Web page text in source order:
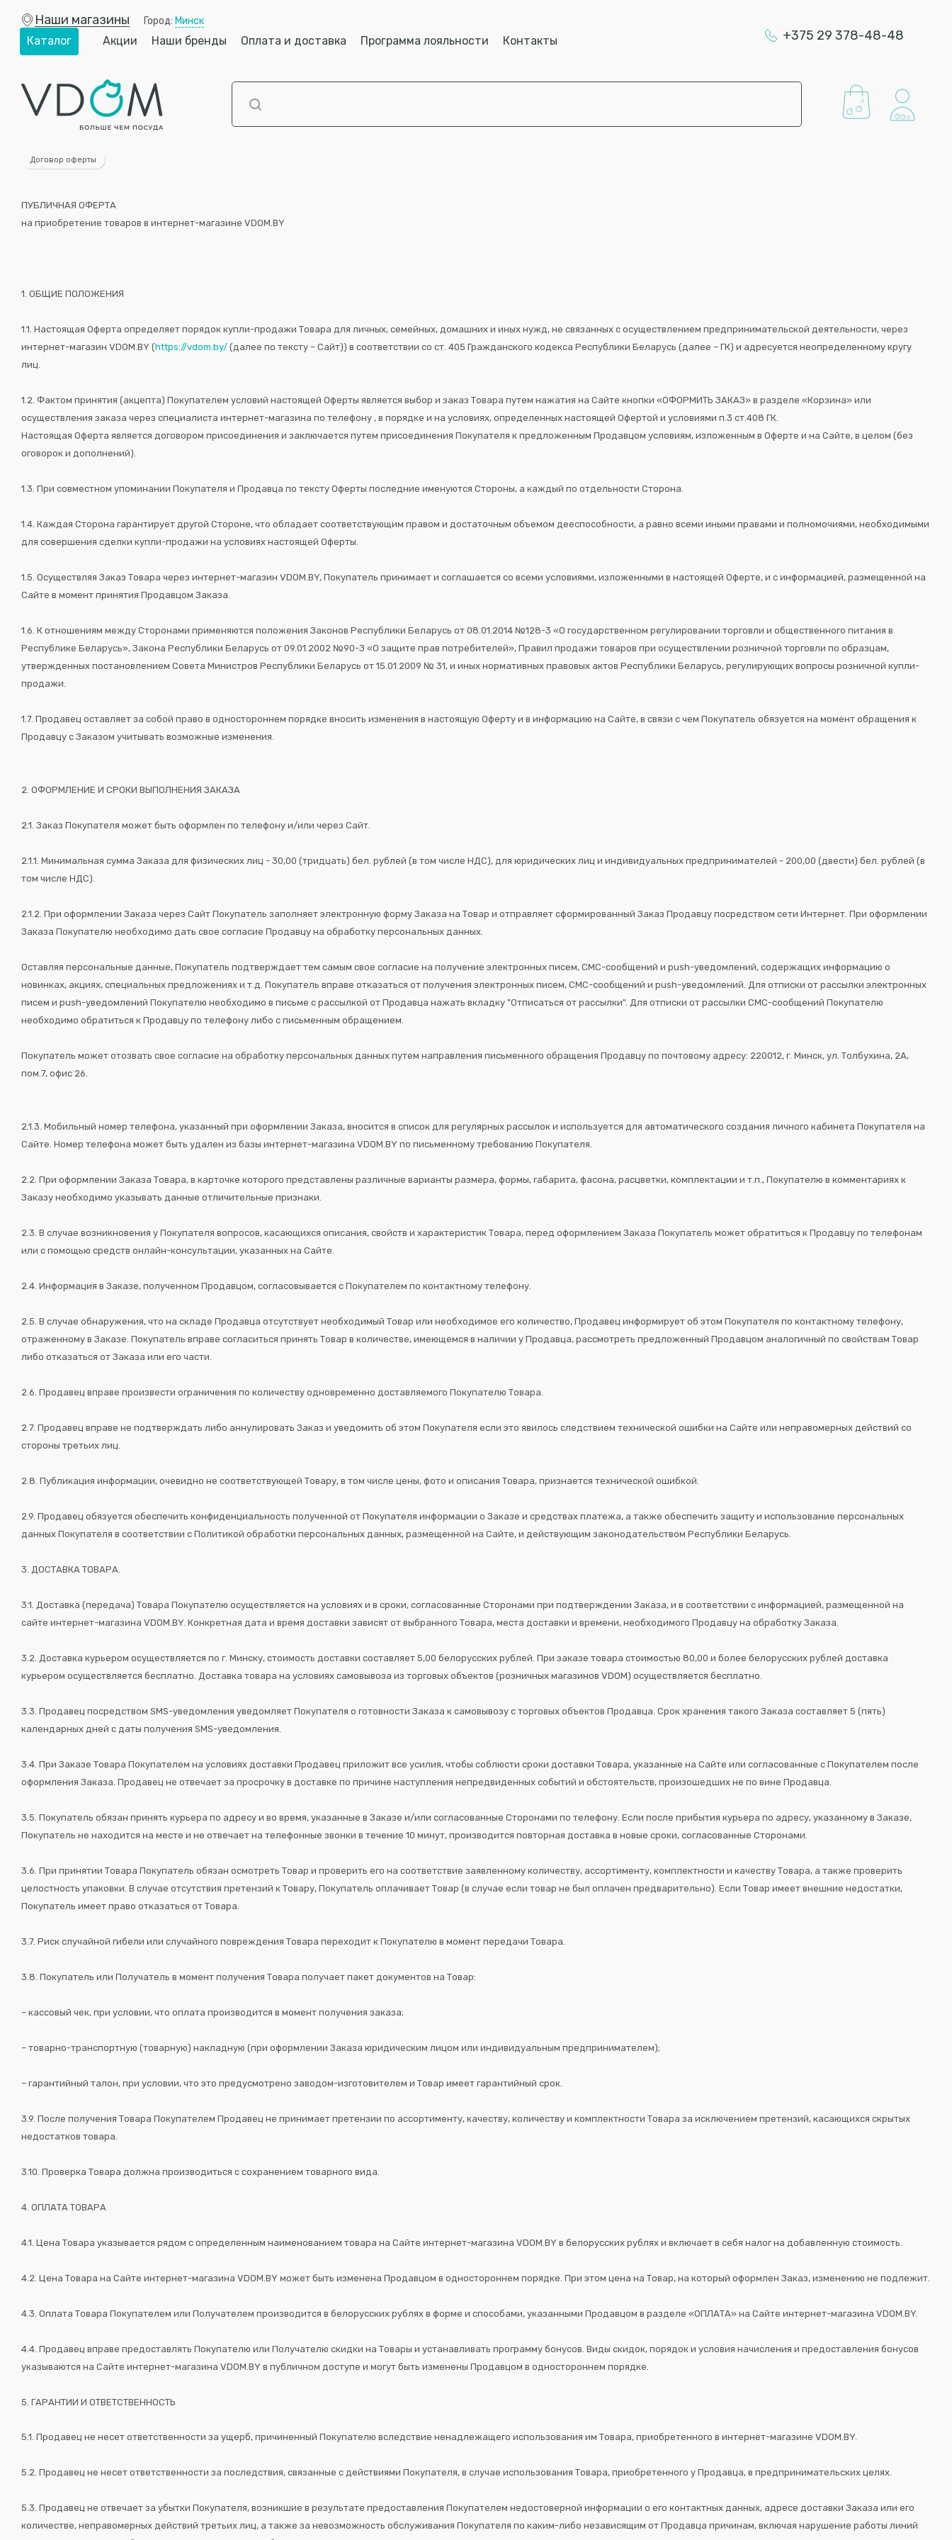
Наши магазины Город: Минск
Каталог Акции Наши бренды Оплата и доставка Программа лояльности Контакты +375 29 378-48-48
Договор оферты
ПУБЛИЧНАЯ ОФЕРТА
на приобретение товаров в интернет-магазине VDOM.BY
1. ОБЩИЕ ПОЛОЖЕНИЯ
1.1. Настоящая Оферта определяет порядок купли-продажи Товара для личных, семейных, домашних и иных нужд, не связанных с осуществлением предпринимательской деятельности, через
интернет-магазин VDOM.BY (https://vdom.by/ (далее по тексту – Сайт)) в соответствии со ст. 405 Гражданского кодекса Республики Беларусь (далее – ГК) и адресуется неопределенному кругу
лиц.
1.2. Фактом принятия (акцепта) Покупателем условий настоящей Оферты является выбор и заказ Товара путем нажатия на Сайте кнопки «ОФОРМИТЬ ЗАКАЗ» в разделе «Корзина» или
осуществления заказа через специалиста интернет-магазина по телефону , в порядке и на условиях, определенных настоящей Офертой и условиями п.3 ст.408 ГК.
Настоящая Оферта является договором присоединения и заключается путем присоединения Покупателя к предложенным Продавцом условиям, изложенным в Оферте и на Сайте, в целом (без
оговорок и дополнений).
1.3. При совместном упоминании Покупателя и Продавца по тексту Оферты последние именуются Стороны, а каждый по отдельности Сторона.
1.4. Каждая Сторона гарантирует другой Стороне, что обладает соответствующим правом и достаточным объемом дееспособности, а равно всеми иными правами и полномочиями, необходимыми
для совершения сделки купли-продажи на условиях настоящей Оферты.
1.5. Осуществляя Заказ Товара через интернет-магазин VDOM.BY, Покупатель принимает и соглашается со всеми условиями, изложенными в настоящей Оферте, и с информацией, размещенной на
Сайте в момент принятия Продавцом Заказа.
1.6. К отношениям между Сторонами применяются положения Законов Республики Беларусь от 08.01.2014 №128-3 «О государственном регулировании торговли и общественного питания в
Республике Беларусь», Закона Республики Беларусь от 09.01.2002 №90-З «О защите прав потребителей», Правил продажи товаров при осуществлении розничной торговли по образцам,
утвержденных постановлением Совета Министров Республики Беларусь от 15.01.2009 № 31, и иных нормативных правовых актов Республики Беларусь, регулирующих вопросы розничной купли-
продажи.
1.7. Продавец оставляет за собой право в одностороннем порядке вносить изменения в настоящую Оферту и в информацию на Сайте, в связи с чем Покупатель обязуется на момент обращения к
Продавцу с Заказом учитывать возможные изменения.
2. ОФОРМЛЕНИЕ И СРОКИ ВЫПОЛНЕНИЯ ЗАКАЗА
2.1. Заказ Покупателя может быть оформлен по телефону и/или через Сайт.
2.1.1. Минимальная сумма Заказа для физических лиц - 30,00 (тридцать) бел. рублей (в том числе НДС), для юридических лиц и индивидуальных предпринимателей - 200,00 (двести) бел. рублей (в
том числе НДС).
2.1.2. При оформлении Заказа через Сайт Покупатель заполняет электронную форму Заказа на Товар и отправляет сформированный Заказ Продавцу посредством сети Интернет. При оформлении
Заказа Покупателю необходимо дать свое согласие Продавцу на обработку персональных данных.
Оставляя персональные данные, Покупатель подтверждает тем самым свое согласие на получение электронных писем, СМС-сообщений и push-уведомлений, содержащих информацию о
новинках, акциях, специальных предложениях и т.д. Покупатель вправе отказаться от получения электронных писем, СМС-сообщений и push-уведомлений. Для отписки от рассылки электронных
писем и push-уведомлений Покупателю необходимо в письме с рассылкой от Продавца нажать вкладку "Отписаться от рассылки". Для отписки от рассылки СМС-сообщений Покупателю
необходимо обратиться к Продавцу по телефону либо с письменным обращением.
Покупатель может отозвать свое согласие на обработку персональных данных путем направления письменного обращения Продавцу по почтовому адресу: 220012, г. Минск, ул. Толбухина, 2А,
пом.7, офис 26.
2.1.3. Мобильный номер телефона, указанный при оформлении Заказа, вносится в список для регулярных рассылок и используется для автоматического создания личного кабинета Покупателя на
Сайте. Номер телефона может быть удален из базы интернет-магазина VDOM.BY по письменному требованию Покупателя.
2.2. При оформлении Заказа Товара, в карточке которого представлены различные варианты размера, формы, габарита, фасона, расцветки, комплектации и т.п., Покупателю в комментариях к
Заказу необходимо указывать данные отличительные признаки.
2.3. В случае возникновения у Покупателя вопросов, касающихся описания, свойств и характеристик Товара, перед оформлением Заказа Покупатель может обратиться к Продавцу по телефонам
или с помощью средств онлайн-консультации, указанных на Сайте.
2.4. Информация в Заказе, полученном Продавцом, согласовывается с Покупателем по контактному телефону.
2.5. В случае обнаружения, что на складе Продавца отсутствует необходимый Товар или необходимое его количество, Продавец информирует об этом Покупателя по контактному телефону,
отраженному в Заказе. Покупатель вправе согласиться принять Товар в количестве, имеющемся в наличии у Продавца, рассмотреть предложенный Продавцом аналогичный по свойствам Товар
либо отказаться от Заказа или его части.
2.6. Продавец вправе произвести ограничения по количеству одновременно доставляемого Покупателю Товара.
2.7. Продавец вправе не подтверждать либо аннулировать Заказ и уведомить об этом Покупателя если это явилось следствием технической ошибки на Сайте или неправомерных действий со
стороны третьих лиц.
2.8. Публикация информации, очевидно не соответствующей Товару, в том числе цены, фото и описания Товара, признается технической ошибкой.
2.9. Продавец обязуется обеспечить конфиденциальность полученной от Покупателя информации о Заказе и средствах платежа, а также обеспечить защиту и использование персональных
данных Покупателя в соответствии с Политикой обработки персональных данных, размещенной на Сайте, и действующим законодательством Республики Беларусь.
3. ДОСТАВКА ТОВАРА.
3.1. Доставка (передача) Товара Покупателю осуществляется на условиях и в сроки, согласованные Сторонами при подтверждении Заказа, и в соответствии с информацией, размещенной на
сайте интернет-магазина VDOM.BY. Конкретная дата и время доставки зависят от выбранного Товара, места доставки и времени, необходимого Продавцу на обработку Заказа.
3.2. Доставка курьером осуществляется по г. Минску, стоимость доставки составляет 5,00 белорусских рублей. При заказе товара стоимостью 80,00 и более белорусских рублей доставка
курьером осуществляется бесплатно. Доставка товара на условиях самовывоза из торговых объектов (розничных магазинов VDOM) осуществляется бесплатно.
3.3. Продавец посредством SMS-уведомления уведомляет Покупателя о готовности Заказа к самовывозу с торговых объектов Продавца. Срок хранения такого Заказа составляет 5 (пять)
календарных дней с даты получения SMS-уведомления.
3.4. При Заказе Товара Покупателем на условиях доставки Продавец приложит все усилия, чтобы соблюсти сроки доставки Товара, указанные на Сайте или согласованные с Покупателем после
оформления Заказа. Продавец не отвечает за просрочку в доставке по причине наступления непредвиденных событий и обстоятельств, произошедших не по вине Продавца.
3.5. Покупатель обязан принять курьера по адресу и во время, указанные в Заказе и/или согласованные Сторонами по телефону. Если после прибытия курьера по адресу, указанному в Заказе,
Покупатель не находится на месте и не отвечает на телефонные звонки в течение 10 минут, производится повторная доставка в новые сроки, согласованные Сторонами.
3.6. При принятии Товара Покупатель обязан осмотреть Товар и проверить его на соответствие заявленному количеству, ассортименту, комплектности и качеству Товара, а также проверить
целостность упаковки. В случае отсутствия претензий к Товару, Покупатель оплачивает Товар (в случае если товар не был оплачен предварительно). Если Товар имеет внешние недостатки,
Покупатель имеет право отказаться от Товара.
3.7. Риск случайной гибели или случайного повреждения Товара переходит к Покупателю в момент передачи Товара.
3.8. Покупатель или Получатель в момент получения Товара получает пакет документов на Товар:
– кассовый чек, при условии, что оплата производится в момент получения заказа;
– товарно-транспортную (товарную) накладную (при оформлении Заказа юридическим лицом или индивидуальным предпринимателем);
– гарантийный талон, при условии, что это предусмотрено заводом-изготовителем и Товар имеет гарантийный срок.
3.9. После получения Товара Покупателем Продавец не принимает претензии по ассортименту, качеству, количеству и комплектности Товара за исключением претензий, касающихся скрытых
недостатков товара.
3.10. Проверка Товара должна производиться с сохранением товарного вида.
4. ОПЛАТА ТОВАРА
4.1. Цена Товара указывается рядом с определенным наименованием товара на Сайте интернет-магазина VDOM.BY в белорусских рублях и включает в себя налог на добавленную стоимость.
4.2. Цена Товара на Сайте интернет-магазина VDOM.BY может быть изменена Продавцом в одностороннем порядке. При этом цена на Товар, на который оформлен Заказ, изменению не подлежит.
4.3. Оплата Товара Покупателем или Получателем производится в белорусских рублях в форме и способами, указанными Продавцом в разделе «ОПЛАТА» на Сайте интернет-магазина VDOM.BY.
4.4. Продавец вправе предоставлять Покупателю или Получателю скидки на Товары и устанавливать программу бонусов. Виды скидок, порядок и условия начисления и предоставления бонусов
указываются на Сайте интернет-магазина VDOM.BY в публичном доступе и могут быть изменены Продавцом в одностороннем порядке.
5. ГАРАНТИИ И ОТВЕТСТВЕННОСТЬ
5.1. Продавец не несет ответственности за ущерб, причиненный Покупателю вследствие ненадлежащего использования им Товара, приобретенного в интернет-магазине VDOM.BY.
5.2. Продавец не несет ответственности за последствия, связанные с действиями Покупателя, в случае использования Товара, приобретенного у Продавца, в предпринимательских целях.
5.3. Продавец не отвечает за убытки Покупателя, возникшие в результате предоставления Покупателем недостоверной информации о его контактных данных, адресе доставки Заказа или его
количестве, неправомерных действий третьих лиц, а также за невозможность обслуживания Покупателя по каким-либо независящим от Продавца причинам, включая нарушение работы линий